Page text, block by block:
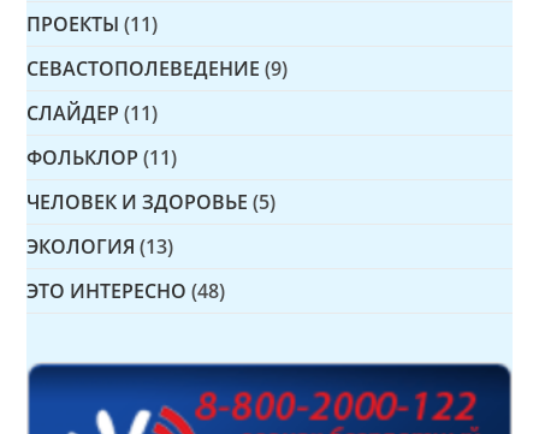
ПРОЕКТЫ (11)
СЕВАСТОПОЛЕВЕДЕНИЕ (9)
СЛАЙДЕР (11)
ФОЛЬКЛОР (11)
ЧЕЛОВЕК И ЗДОРОВЬЕ (5)
ЭКОЛОГИЯ (13)
ЭТО ИНТЕРЕСНО (48)